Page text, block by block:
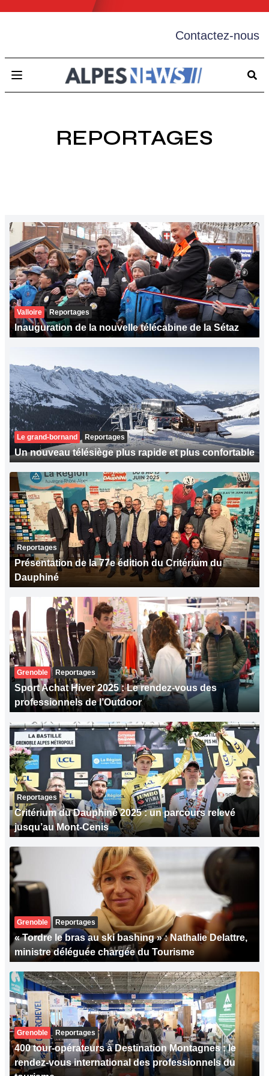
Contactez-nous
Open main menu
REPORTAGES
Valloire Reportages
Inauguration de la nouvelle télécabine de la Sétaz
Le grand-bornand Reportages
Un nouveau télésiège plus rapide et plus confortable
Reportages
Présentation de la 77e édition du Critérium du
Dauphiné
Grenoble Reportages
Sport Achat Hiver 2025 : Le rendez-vous des
professionnels de l’Outdoor
Reportages
Critérium du Dauphiné 2025 : un parcours relevé
jusqu’au Mont-Cenis
Grenoble Reportages
« Tordre le bras au ski bashing » : Nathalie Delattre,
ministre déléguée chargée du Tourisme
Grenoble Reportages
400 tour-opérateurs à Destination Montagnes : le
rendez-vous international des professionnels du